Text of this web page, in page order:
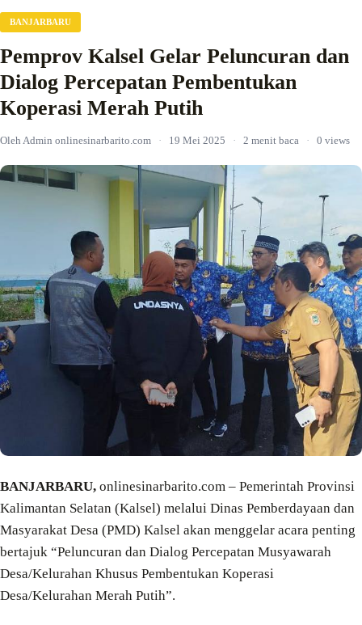
BANJARBARU
Pemprov Kalsel Gelar Peluncuran dan
Dialog Percepatan Pembentukan
Koperasi Merah Putih
Oleh Admin onlinesinarbarito.com · 19 Mei 2025 · 2 menit baca · 0 views
BANJARBARU, onlinesinarbarito.com – Pemerintah Provinsi
Kalimantan Selatan (Kalsel) melalui Dinas Pemberdayaan dan
Masyarakat Desa (PMD) Kalsel akan menggelar acara penting
bertajuk “Peluncuran dan Dialog Percepatan Musyawarah
Desa/Kelurahan Khusus Pembentukan Koperasi
Desa/Kelurahan Merah Putih”.